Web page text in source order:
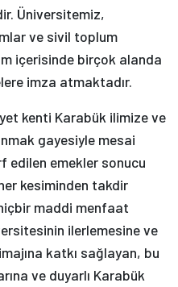
Üniversitemiz,
ve sivil toplum
içerisinde birçok alanda
imza atmaktadır.
kenti Karabük ilimize ve
gayesiyle mesai
edilen emekler sonucu
kesiminden takdir
maddi menfaat
ilerlemesine ve
katkı sağlayan, bu
ve duyarlı Karabük